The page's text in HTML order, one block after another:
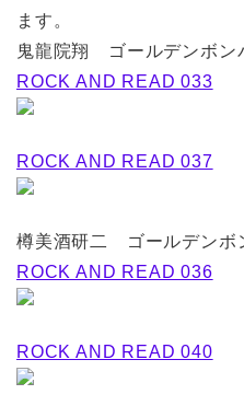
ます。
鬼龍院翔 ゴールデンボン
ROCK AND READ 033
ROCK AND READ 037
樽美酒研二 ゴールデンボ
ROCK AND READ 036
ROCK AND READ 040